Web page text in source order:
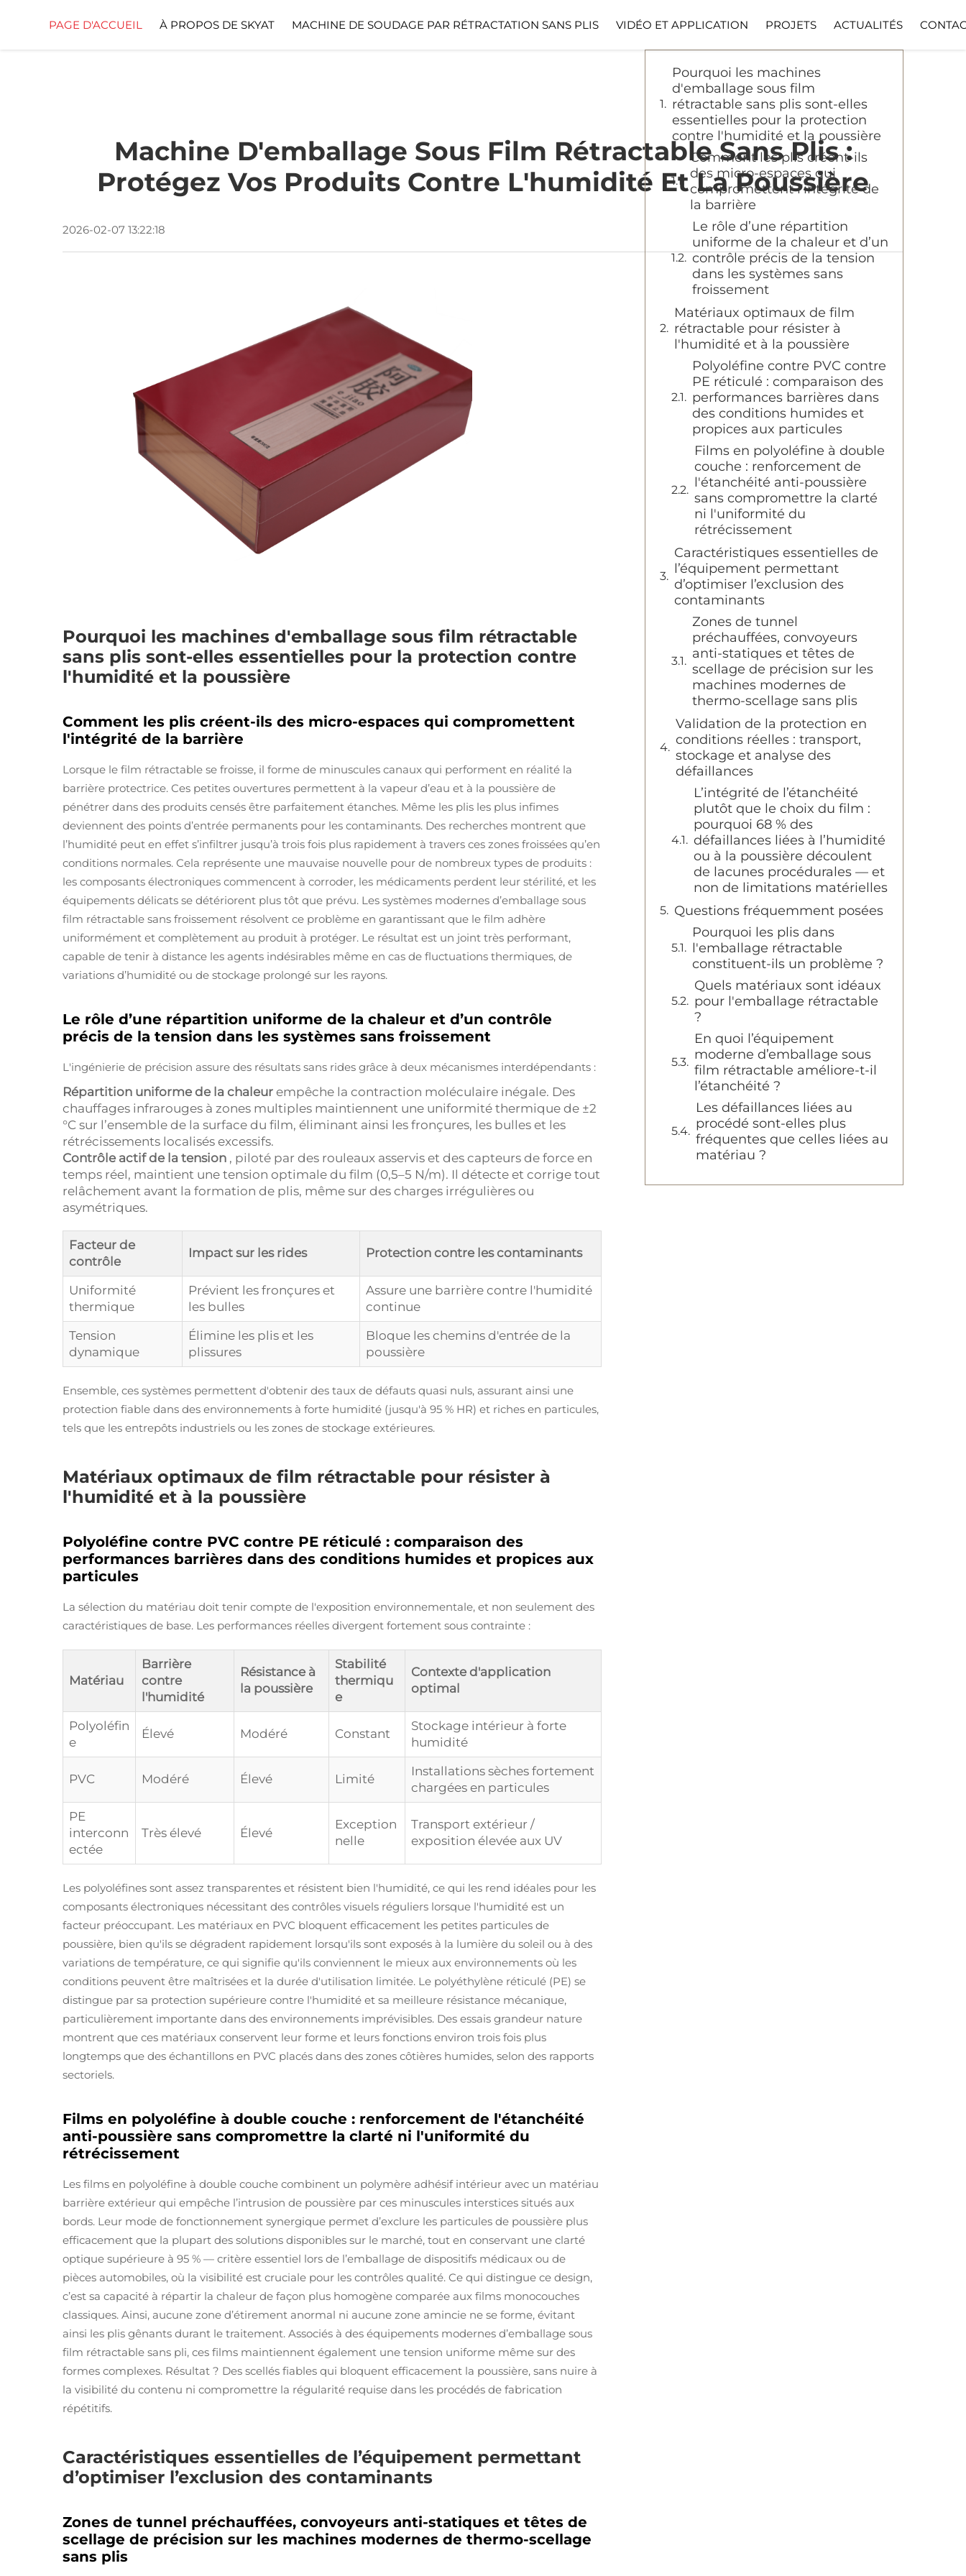
PAGE D'ACCUEIL À PROPOS DE SKYAT MACHINE DE SOUDAGE PAR RÉTRACTATION SANS PLIS VIDÉO ET APPLICATION PROJETS ACTUALITÉS
Machine D'emballage Sous Film Rétractable Sans Plis :
Protégez Vos Produits Contre L'humidité Et La Poussière
2026-02-07 13:22:18
Pourquoi les machines d'emballage sous film rétractable
sans plis sont-elles essentielles pour la protection contre
l'humidité et la poussière
Comment les plis créent-ils des micro-espaces qui compromettent
l'intégrité de la barrière
Lorsque le film rétractable se froisse, il forme de minuscules canaux qui performent en réalité la
barrière protectrice. Ces petites ouvertures permettent à la vapeur d’eau et à la poussière de
pénétrer dans des produits censés être parfaitement étanches. Même les plis les plus infimes
deviennent des points d’entrée permanents pour les contaminants. Des recherches montrent que
l’humidité peut en effet s’infiltrer jusqu’à trois fois plus rapidement à travers ces zones froissées qu’en
conditions normales. Cela représente une mauvaise nouvelle pour de nombreux types de produits :
les composants électroniques commencent à corroder, les médicaments perdent leur stérilité, et les
équipements délicats se détériorent plus tôt que prévu. Les systèmes modernes d’emballage sous
film rétractable sans froissement résolvent ce problème en garantissant que le film adhère
uniformément et complètement au produit à protéger. Le résultat est un joint très performant,
capable de tenir à distance les agents indésirables même en cas de fluctuations thermiques, de
variations d’humidité ou de stockage prolongé sur les rayons.
Le rôle d’une répartition uniforme de la chaleur et d’un contrôle
précis de la tension dans les systèmes sans froissement
L'ingénierie de précision assure des résultats sans rides grâce à deux mécanismes interdépendants :
Répartition uniforme de la chaleur empêche la contraction moléculaire inégale. Des
chauffages infrarouges à zones multiples maintiennent une uniformité thermique de ±2
°C sur l’ensemble de la surface du film, éliminant ainsi les fronçures, les bulles et les
rétrécissements localisés excessifs.
Contrôle actif de la tension , piloté par des rouleaux asservis et des capteurs de force en
temps réel, maintient une tension optimale du film (0,5–5 N/m). Il détecte et corrige tout
relâchement avant la formation de plis, même sur des charges irrégulières ou
asymétriques.
Facteur de
contrôle
Impact sur les rides Protection contre les contaminants
Uniformité
thermique
Prévient les fronçures et
les bulles
Assure une barrière contre l'humidité
continue
Tension
dynamique
Élimine les plis et les
plissures
Bloque les chemins d'entrée de la
poussière
Ensemble, ces systèmes permettent d'obtenir des taux de défauts quasi nuls, assurant ainsi une
protection fiable dans des environnements à forte humidité (jusqu'à 95 % HR) et riches en particules,
tels que les entrepôts industriels ou les zones de stockage extérieures.
Matériaux optimaux de film rétractable pour résister à
l'humidité et à la poussière
Polyoléfine contre PVC contre PE réticulé : comparaison des
performances barrières dans des conditions humides et propices aux
particules
La sélection du matériau doit tenir compte de l'exposition environnementale, et non seulement des
caractéristiques de base. Les performances réelles divergent fortement sous contrainte :
Matériau
Barrière
contre
l'humidité
Résistance à
la poussière
Stabilité
thermiqu
e
Contexte d'application
optimal
Polyoléfin
e
Élevé Modéré Constant
Stockage intérieur à forte
humidité
PVC Modéré Élevé Limité
Installations sèches fortement
chargées en particules
PE
interconn
ectée
Très élevé Élevé
Exception
nelle
Transport extérieur /
exposition élevée aux UV
Les polyoléfines sont assez transparentes et résistent bien l'humidité, ce qui les rend idéales pour les
composants électroniques nécessitant des contrôles visuels réguliers lorsque l'humidité est un
facteur préoccupant. Les matériaux en PVC bloquent efficacement les petites particules de
poussière, bien qu'ils se dégradent rapidement lorsqu'ils sont exposés à la lumière du soleil ou à des
variations de température, ce qui signifie qu'ils conviennent le mieux aux environnements où les
conditions peuvent être maîtrisées et la durée d'utilisation limitée. Le polyéthylène réticulé (PE) se
distingue par sa protection supérieure contre l'humidité et sa meilleure résistance mécanique,
particulièrement importante dans des environnements imprévisibles. Des essais grandeur nature
montrent que ces matériaux conservent leur forme et leurs fonctions environ trois fois plus
longtemps que des échantillons en PVC placés dans des zones côtières humides, selon des rapports
sectoriels.
Films en polyoléfine à double couche : renforcement de l'étanchéité
anti-poussière sans compromettre la clarté ni l'uniformité du
rétrécissement
Les films en polyoléfine à double couche combinent un polymère adhésif intérieur avec un matériau
barrière extérieur qui empêche l’intrusion de poussière par ces minuscules interstices situés aux
bords. Leur mode de fonctionnement synergique permet d’exclure les particules de poussière plus
efficacement que la plupart des solutions disponibles sur le marché, tout en conservant une clarté
optique supérieure à 95 % — critère essentiel lors de l’emballage de dispositifs médicaux ou de
pièces automobiles, où la visibilité est cruciale pour les contrôles qualité. Ce qui distingue ce design,
c’est sa capacité à répartir la chaleur de façon plus homogène comparée aux films monocouches
classiques. Ainsi, aucune zone d’étirement anormal ni aucune zone amincie ne se forme, évitant
ainsi les plis gênants durant le traitement. Associés à des équipements modernes d’emballage sous
film rétractable sans pli, ces films maintiennent également une tension uniforme même sur des
formes complexes. Résultat ? Des scellés fiables qui bloquent efficacement la poussière, sans nuire à
la visibilité du contenu ni compromettre la régularité requise dans les procédés de fabrication
répétitifs.
Caractéristiques essentielles de l’équipement permettant
d’optimiser l’exclusion des contaminants
Zones de tunnel préchauffées, convoyeurs anti-statiques et têtes de
scellage de précision sur les machines modernes de thermo-scellage
sans plis
Table des matières
Pourquoi les machines
d'emballage sous film
rétractable sans plis sont-elles
essentielles pour la protection
contre l'humidité et la poussière
Comment les plis créent-ils
des micro-espaces qui
compromettent l'intégrité de
la barrière
Le rôle d’une répartition
uniforme de la chaleur et d’un
contrôle précis de la tension
dans les systèmes sans
froissement
Matériaux optimaux de film
rétractable pour résister à
l'humidité et à la poussière
Polyoléfine contre PVC contre
PE réticulé : comparaison des
performances barrières dans
des conditions humides et
propices aux particules
Films en polyoléfine à double
couche : renforcement de
l'étanchéité anti-poussière
sans compromettre la clarté
ni l'uniformité du
rétrécissement
Caractéristiques essentielles de
l’équipement permettant
d’optimiser l’exclusion des
contaminants
Zones de tunnel
préchauffées, convoyeurs
anti-statiques et têtes de
scellage de précision sur les
machines modernes de
thermo-scellage sans plis
Validation de la protection en
conditions réelles : transport,
stockage et analyse des
défaillances
L’intégrité de l’étanchéité
plutôt que le choix du film :
pourquoi 68 % des
défaillances liées à l’humidité
ou à la poussière découlent
de lacunes procédurales — et
non de limitations matérielles
Questions fréquemment posées
Pourquoi les plis dans
l'emballage rétractable
constituent-ils un problème ?
Quels matériaux sont idéaux
pour l'emballage rétractable
?
En quoi l’équipement
moderne d’emballage sous
film rétractable améliore-t-il
l’étanchéité ?
Les défaillances liées au
procédé sont-elles plus
fréquentes que celles liées au
matériau ?